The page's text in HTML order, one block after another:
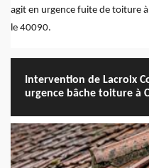
agit en urgence fuite de toiture
le 40090.
Intervention de Lacroix
urgence bâche toiture à